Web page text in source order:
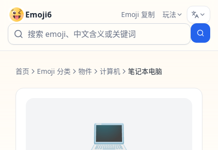
Emoji6 Emoji 复制 玩法
首页 Emoji 分类 物件 计算机 笔记本电脑
💻️